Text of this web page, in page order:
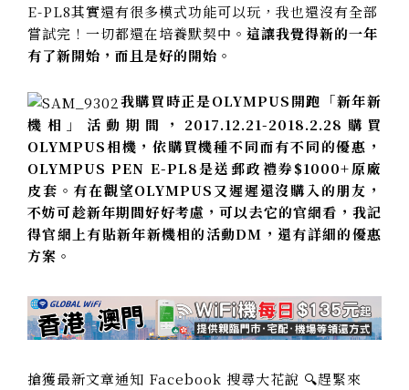
E-PL8其實還有很多模式功能可以玩，我也還沒有全部
嘗試完！一切都還在培養默契中。 這讓我覺得新的一年
有了新開始，而且是好的開始。
我購買時正是OLYMPUS開跑「新年新
機相」活動期間，2017.12.21-2018.2.28購買
OLYMPUS相機，依購買機種不同而有不同的優惠，
OLYMPUS PEN E-PL8是送郵政禮券$1000+原廠
皮套。有在觀望OLYMPUS又遲遲還沒購入的朋友，
不妨可趁新年期間好好考慮，可以去它的官網看，我記
得官網上有貼新年新機相的活動DM，還有詳細的優惠
方案。
搶獲最新文章通知 Facebook 搜尋大花說 🔍趕緊來